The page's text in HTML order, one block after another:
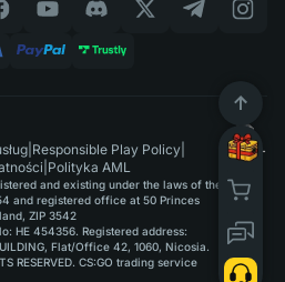
Responsible Play Policy
Polityka AML
and existing under the laws of the
and registered office at 50 Princes
ZIP 3542
HE 454356. Registered address:
Flat/Office 42, 1060, Nicosia.
RESERVED. CS:GO trading service